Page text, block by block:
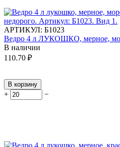
АРТИКУЛ: Б1023
Ведро 4 л ЛУКОШКО, мерное,
В наличии
110.70 ₽
В корзину
+ −